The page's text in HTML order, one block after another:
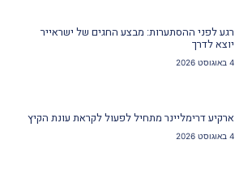
רגע לפני ההסתערות: מבצע החגים של ישראייר
יוצא לדרך
4 באוגוסט 2026
ארקיע דרימליינר מתחיל לפעול לקראת עונת הקיץ
4 באוגוסט 2026